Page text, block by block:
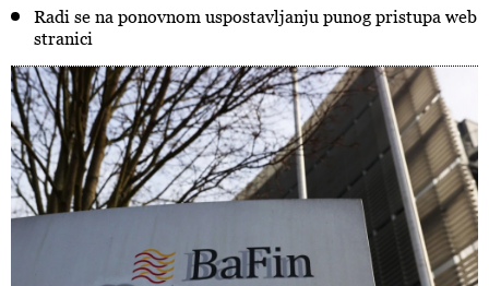
Radi se na ponovnom uspostavljanju punog pristupa web
stranici